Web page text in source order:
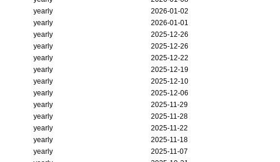
2026-01-02
yearly
2026-01-01
yearly
2025-12-26
yearly
2025-12-26
yearly
2025-12-22
yearly
2025-12-19
yearly
2025-12-10
yearly
2025-12-06
yearly
2025-11-29
yearly
2025-11-28
yearly
2025-11-22
yearly
2025-11-18
yearly
2025-11-07
yearly